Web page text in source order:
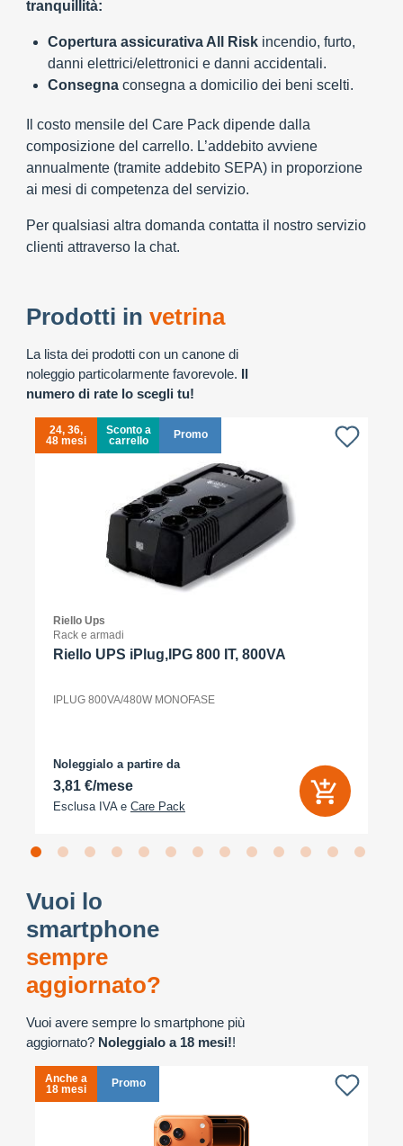
tranquillità:
Copertura assicurativa All Risk incendio, furto,
danni elettrici/elettronici e danni accidentali.
Consegna consegna a domicilio dei beni scelti.
Il costo mensile del Care Pack dipende dalla
composizione del carrello. L’addebito avviene
annualmente (tramite addebito SEPA) in proporzione
ai mesi di competenza del servizio.
Per qualsiasi altra domanda contatta il nostro servizio
clienti attraverso la chat.
Prodotti in vetrina
La lista dei prodotti con un canone di
noleggio particolarmente favorevole. Il
numero di rate lo scegli tu!
24, 36,
48 mesi
Sconto a
carrello
Promo
Riello Ups
Rack e armadi
Riello UPS iPlug,IPG 800 IT, 800VA
IPLUG 800VA/480W MONOFASE
Noleggialo a partire da
3,81 €/mese
Esclusa IVA e Care Pack
Vuoi lo
smartphone
sempre
aggiornato?
Vuoi avere sempre lo smartphone più
aggiornato? Noleggialo a 18 mesi!!
Anche a
18 mesi
Promo